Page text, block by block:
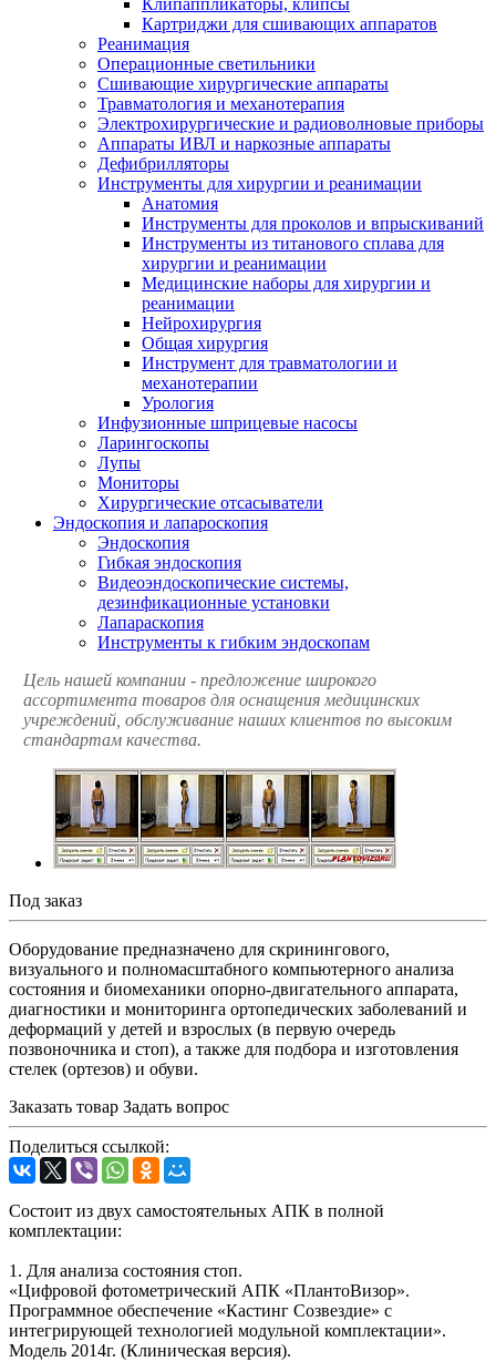
Картриджи для сшивающих аппаратов
Реанимация
Операционные светильники
Сшивающие хирургические аппараты
Травматология и механотерапия
Электрохирургические и радиоволновые приборы
Аппараты ИВЛ и наркозные аппараты
Дефибрилляторы
Инструменты для хирургии и реанимации
Анатомия
Инструменты для проколов и впрыскиваний
Инструменты из титанового сплава для
хирургии и реанимации
Медицинские наборы для хирургии и
реанимации
Нейрохирургия
Общая хирургия
Инструмент для травматологии и
механотерапии
Урология
Инфузионные шприцевые насосы
Ларингоскопы
Лупы
Мониторы
Хирургические отсасыватели
Эндоскопия и лапароскопия
Эндоскопия
Гибкая эндоскопия
Видеоэндоскопические системы,
дезинфикационные установки
Лапараскопия
Инструменты к гибким эндоскопам
Цель нашей компании - предложение широкого
ассортимента товаров для оснащения медицинских
учреждений, обслуживание наших клиентов по высоким
стандартам качества.
Под заказ
Оборудование предназначено для скринингового,
визуального и полномасштабного компьютерного анализа
состояния и биомеханики опорно-двигательного аппарата,
диагностики и мониторинга ортопедических заболеваний и
деформаций у детей и взрослых (в первую очередь
позвоночника и стоп), а также для подбора и изготовления
стелек (ортезов) и обуви.
Заказать товар Задать вопрос
Поделиться ссылкой:
Состоит из двух самостоятельных АПК в полной
комплектации:
1. Для анализа состояния стоп.
«Цифровой фотометрический АПК «ПлантоВизор».
Программное обеспечение «Кастинг Созвездие» с
интегрирующей технологией модульной комплектации».
Модель 2014г. (Клиническая версия).